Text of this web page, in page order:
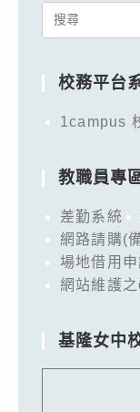
Search
校務平台
1campus
教職員專
差勤系統
網路請購(
場地借用申
網站維護
基隆女中